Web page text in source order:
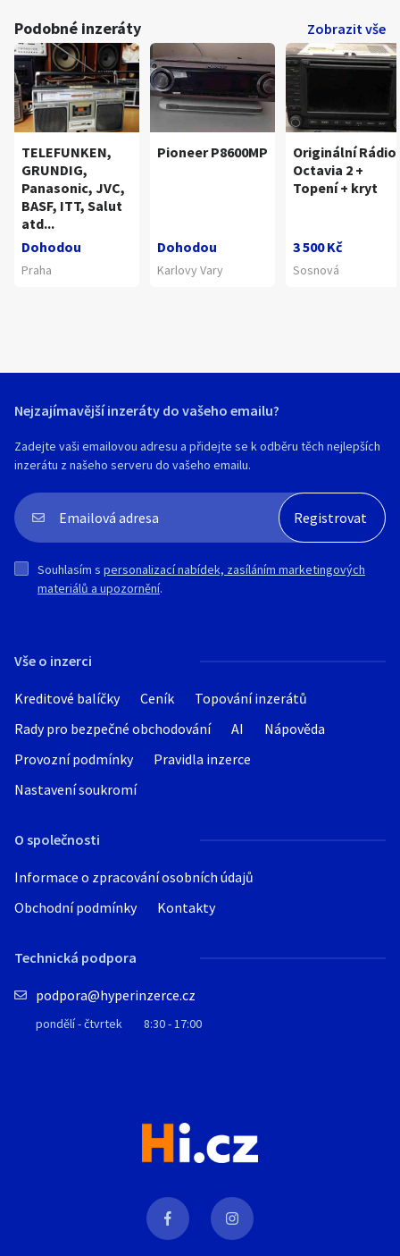
Podobné inzeráty Zobrazit vše
TELEFUNKEN,
GRUNDIG,
Panasonic, JVC,
BASF, ITT, Salut
atd...
Dohodou
Praha
Pioneer P8600MP
Dohodou
Karlovy Vary
Originální Rádio
Octavia 2 +
Topení + kryt
3 500 Kč
Sosnová
Vše o inzerci
Kreditové balíčky Ceník
Topování inzerátů
Rady pro bezpečné obchodování
AI
Nápověda
Provozní podmínky
Pravidla inzerce
Nastavení soukromí
O společnosti
Informace o zpracování osobních údajů
Obchodní podmínky
Kontakty
Technická podpora
podpora@hyperinzerce.cz
pondělí - čtvrtek 8:30 - 17:00
Nejzajímavější inzeráty do vašeho emailu?
Zadejte vaši emailovou adresu a přidejte se k odběru těch nejlepších
inzerátu z našeho serveru do vašeho emailu.
Souhlasím s personalizací nabídek, zasíláním marketingových
materiálů a upozornění.